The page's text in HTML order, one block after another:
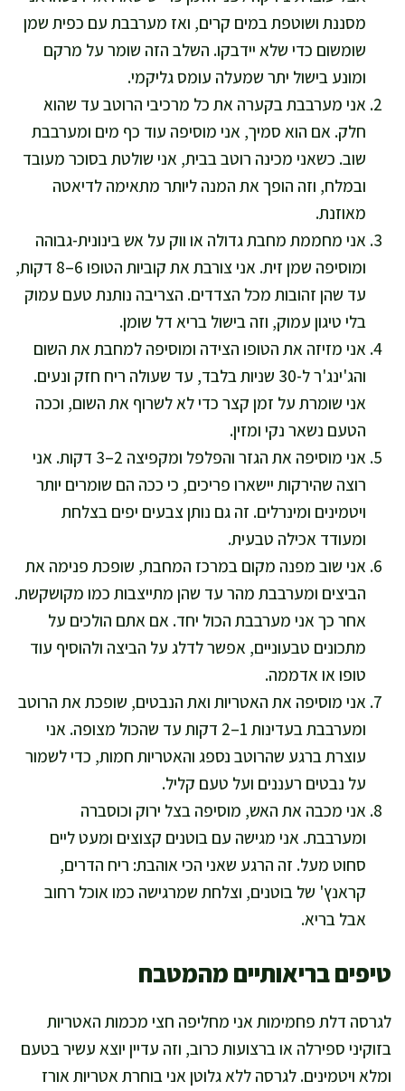
מסננת ושוטפת במים קרים, ואז מערבבת עם כפית שמן
שומשום כדי שלא יידבקו. השלב הזה שומר על מרקם
ומונע בישול יתר שמעלה עומס גליקמי.
אני מערבבת בקערה את כל מרכיבי הרוטב עד שהוא
חלק. אם הוא סמיך, אני מוסיפה עוד כף מים ומערבבת
שוב. כשאני מכינה רוטב בבית, אני שולטת בסוכר מעובד
ובמלח, וזה הופך את המנה ליותר מתאימה לדיאטה
מאוזנת.
אני מחממת מחבת גדולה או ווק על אש בינונית-גבוהה
ומוסיפה שמן זית. אני צורבת את קוביות הטופו 6–8 דקות,
עד שהן זהובות מכל הצדדים. הצריבה נותנת טעם עמוק
בלי טיגון עמוק, וזה בישול בריא דל שומן.
אני מזיזה את הטופו הצידה ומוסיפה למחבת את השום
והג'ינג'ר ל-30 שניות בלבד, עד שעולה ריח חזק ונעים.
אני שומרת על זמן קצר כדי לא לשרוף את השום, וככה
הטעם נשאר נקי ומזין.
אני מוסיפה את הגזר והפלפל ומקפיצה 2–3 דקות. אני
רוצה שהירקות יישארו פריכים, כי ככה הם שומרים יותר
ויטמינים ומינרלים. זה גם נותן צבעים יפים בצלחת
ומעודד אכילה טבעית.
אני שוב מפנה מקום במרכז המחבת, שופכת פנימה את
הביצים ומערבבת מהר עד שהן מתייצבות כמו מקושקשת.
אחר כך אני מערבבת הכול יחד. אם אתם הולכים על
מתכונים טבעוניים, אפשר לדלג על הביצה ולהוסיף עוד
טופו או אדממה.
אני מוסיפה את האטריות ואת הנבטים, שופכת את הרוטב
ומערבבת בעדינות 1–2 דקות עד שהכול מצופה. אני
עוצרת ברגע שהרוטב נספג והאטריות חמות, כדי לשמור
על נבטים רעננים ועל טעם קליל.
אני מכבה את האש, מוסיפה בצל ירוק וכוסברה
ומערבבת. אני מגישה עם בוטנים קצוצים ומעט ליים
סחוט מעל. זה הרגע שאני הכי אוהבת: ריח הדרים,
קראנץ' של בוטנים, וצלחת שמרגישה כמו אוכל רחוב
אבל בריא.
טיפים בריאותיים מהמטבח
לגרסה דלת פחמימות אני מחליפה חצי מכמות האטריות
בזוקיני ספירלה או ברצועות כרוב, וזה עדיין יוצא עשיר בטעם
ומלא ויטמינים. לגרסה ללא גלוטן אני בוחרת אטריות אורז